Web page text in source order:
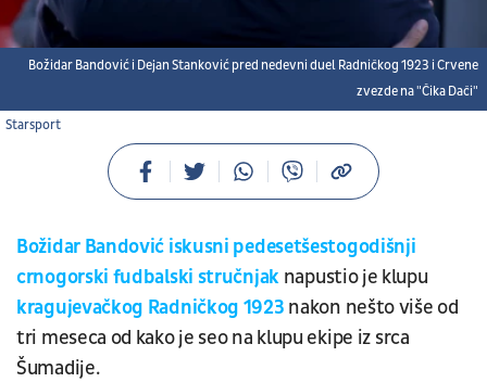
Starsport
Božidar Bandović i Dejan Stanković pred nedevni duel Radničkog 1923 i Crvene
zvezde na "Čika Dači"
Božidar Bandović iskusni pedesetšestogodišnji
crnogorski fudbalski stručnjak napustio je klupu
kragujevačkog Radničkog 1923 nakon nešto više od
tri meseca od kako je seo na klupu ekipe iz srca
Šumadije.